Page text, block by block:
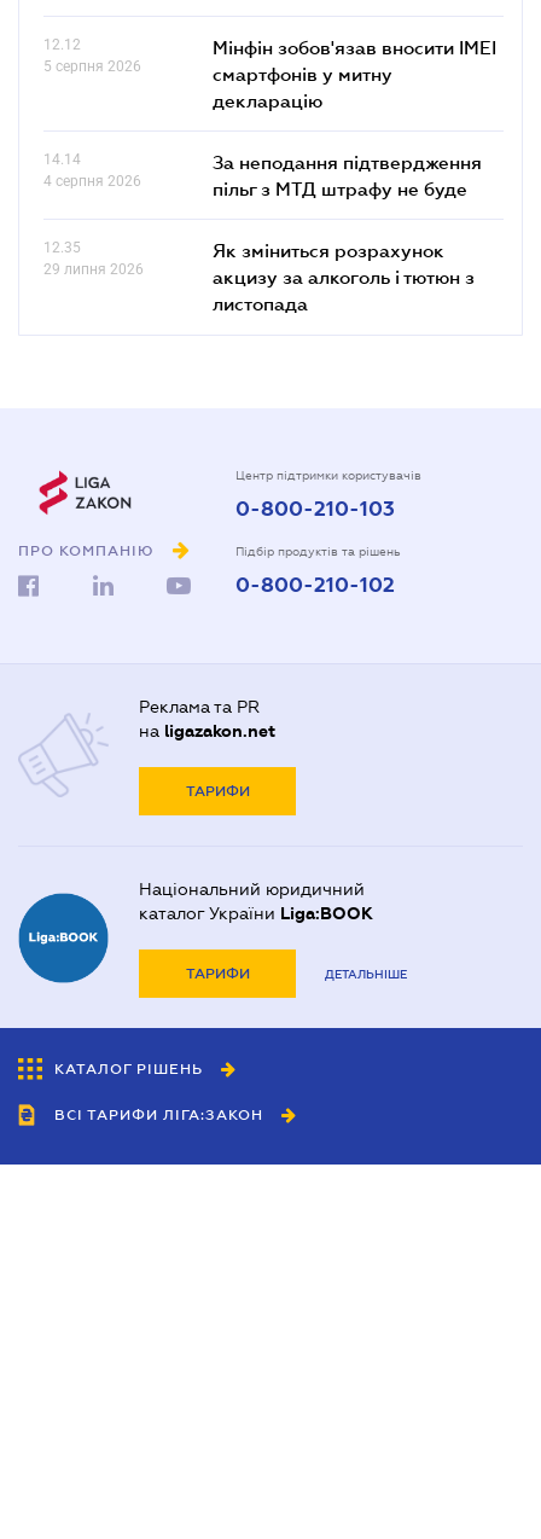
12.12
5 серпня 2026
Мінфін зобов'язав вносити IMEI
смартфонів у митну
декларацію
14.14
4 серпня 2026
За неподання підтвердження
пільг з МТД штрафу не буде
12.35
29 липня 2026
Як зміниться розрахунок
акцизу за алкоголь і тютюн з
листопада
ПРО КОМПАНІЮ
Центр підтримки користувачів
0-800-210-103
Підбір продуктів та рішень
0-800-210-102
Реклама та PR
на ligazakon.net
ТАРИФИ
Національний юридичний
каталог України Liga:BOOK
ТАРИФИ ДЕТАЛЬНІШЕ
КАТАЛОГ РІШЕНЬ
ВСІ ТАРИФИ ЛІГА:ЗАКОН